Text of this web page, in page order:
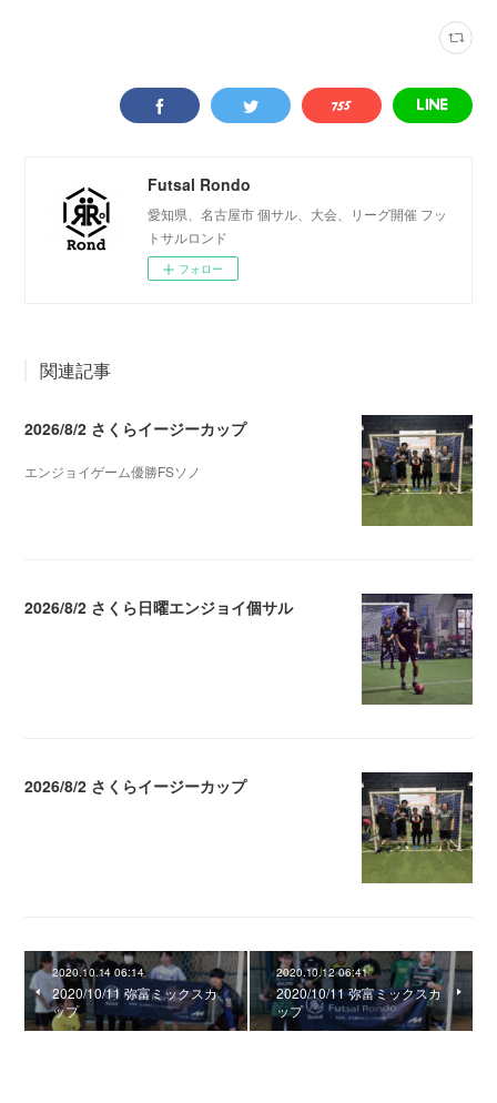
Futsal Rondo
愛知県、名古屋市 個サル、大会、リーグ開催 フッ
トサルロンド
フォロー
関連記事
2026/8/2 さくらイージーカップ
エンジョイゲーム優勝FSソノ
2026/8/2 さくら日曜エンジョイ個サル
2026/8/2 さくらイージーカップ
2020.10.14 06:14
2020/10/11 弥富ミックスカ
ップ
2020.10.12 06:41
2020/10/11 弥富ミックスカ
ップ